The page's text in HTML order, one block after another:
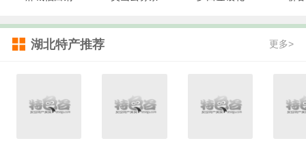
湖北特产推荐 更多>